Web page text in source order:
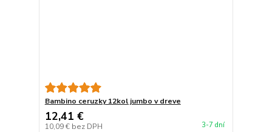
Bambino ceruzky 12kol jumbo v dreve
12,41 €
10,09 € bez DPH 3-7 dní